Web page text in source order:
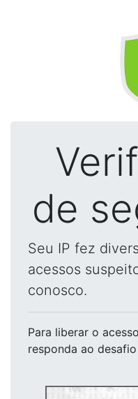
de
Seu IP fez
acessos
conosco.
Para liberar o acesso
responda ao